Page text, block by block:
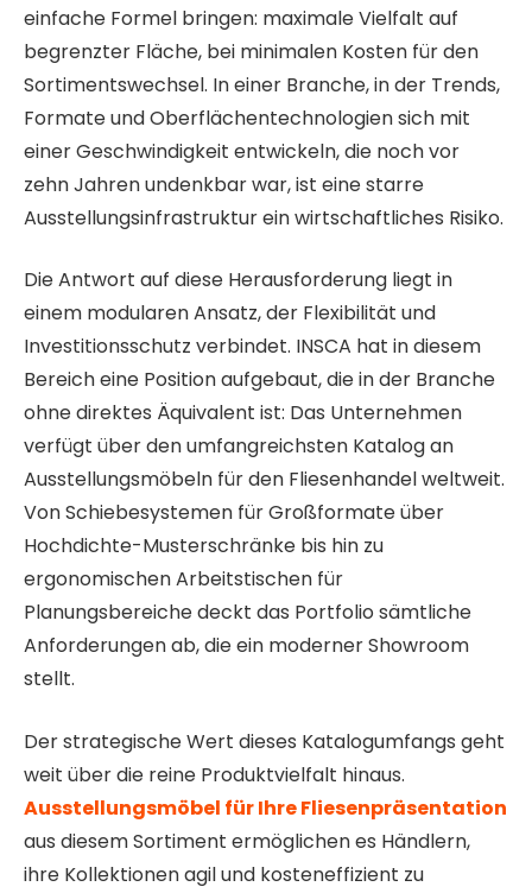
einfache Formel bringen: maximale Vielfalt auf
begrenzter Fläche, bei minimalen Kosten für den
Sortimentswechsel. In einer Branche, in der Trends,
Formate und Oberflächentechnologien sich mit
einer Geschwindigkeit entwickeln, die noch vor
zehn Jahren undenkbar war, ist eine starre
Ausstellungsinfrastruktur ein wirtschaftliches Risiko.
Die Antwort auf diese Herausforderung liegt in
einem modularen Ansatz, der Flexibilität und
Investitionsschutz verbindet. INSCA hat in diesem
Bereich eine Position aufgebaut, die in der Branche
ohne direktes Äquivalent ist: Das Unternehmen
verfügt über den umfangreichsten Katalog an
Ausstellungsmöbeln für den Fliesenhandel weltweit.
Von Schiebesystemen für Großformate über
Hochdichte-Musterschränke bis hin zu
ergonomischen Arbeitstischen für
Planungsbereiche deckt das Portfolio sämtliche
Anforderungen ab, die ein moderner Showroom
stellt.
Der strategische Wert dieses Katalogumfangs geht
weit über die reine Produktvielfalt hinaus.
Ausstellungsmöbel für Ihre Fliesenpräsentation
aus diesem Sortiment ermöglichen es Händlern,
ihre Kollektionen agil und kosteneffizient zu